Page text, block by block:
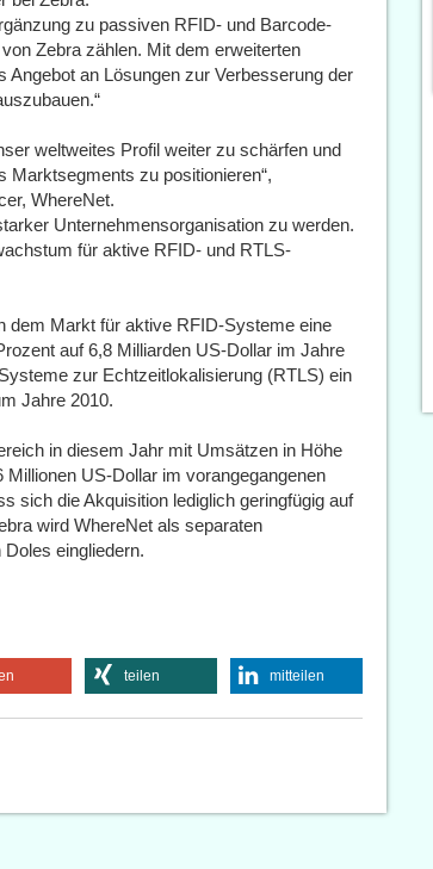
zu passiven RFID- und Barcode-
Zebra zählen. Mit dem erweiterten
Angebot an Lösungen zur Verbesserung der
weltweites Profil weiter zu schärfen und
Marktsegments zu positionieren“,
WhereNet.
Unternehmensorganisation zu werden.
für aktive RFID- und RTLS-
dem Markt für aktive RFID-Systeme eine
auf 6,8 Milliarden US-Dollar im Jahre
zur Echtzeitlokalisierung (RTLS) ein
Jahre 2010.
in diesem Jahr mit Umsätzen in Höhe
US-Dollar im vorangegangenen
sich die Akquisition lediglich geringfügig auf
wird WhereNet als separaten
eingliedern.
teilen mitteilen